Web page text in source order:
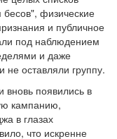
физические
и публичное
под наблюдением
и даже
оставляли группу.
вновь появились в
кампанию,
в глазах
что искренне